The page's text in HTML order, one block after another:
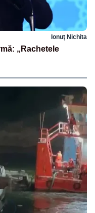
Ionuț Nichita
„Rachetele